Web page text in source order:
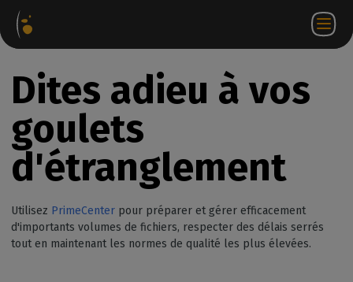
FR
Dites adieu à vos
goulets
d'étranglement
Utilisez PrimeCenter pour préparer et gérer efficacement
d'importants volumes de fichiers, respecter des délais serrés
tout en maintenant les normes de qualité les plus élevées.